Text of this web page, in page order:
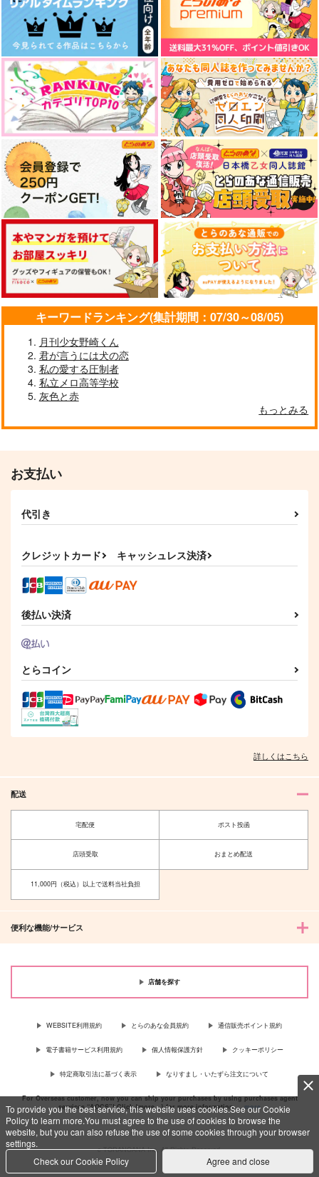
To provide you the best service, this website uses cookies.See our Cookie
Policy to learn more.You must agree to the use of cookies to browse the
website, but you can also refuse the use of some cookies through your browser
settings.
Check our Cookie Policy
Agree and close
サンプル
作品詳細
サンプル
作品詳細
サンプル
作品詳細
スコシフシギファミリ
ー
とろみタツタ
880円 （税込）
ダミアン×アーニャ
サンプル
作品詳細
RE-
MASTER “GRIFFIN”
とろみタツタ
1,155円（税込）
ダミアン×アーニャ
サンプル
うそつきPEANUTS
充電ねこアダプタ
1,572円（税込）
ダミアン×アーニャ
サンプル
とろみタツタ
990円（税込）
サンプル
作品詳細
充電ねこアダプタ
1,257
サンプル サンプル
FAKE FAMILY FAKE!
一日三錠
1,430 円
サンプル
パーフェクト・ファミ
あさぎ屋
787円
願いが多すぎて
未定
1,100円（税込）
SPY×FAMILY
ロイド×ヨル
サンプル
カート
Rewind to You.
未定
629円（税込）
SPY×FAMILY
ロイド×ヨル
サンプル
カート
ロイドとヨルの「悪い
こと」10
未定
1,100円（税込）
SPY×FAMILY
ロイド×ヨル
サンプル
カート
nicoco
専売 1,415円（税込）
SPY×FAMILY
ロイド×ヨル
夜まで昼寝
専売 572円（税込）
初恋を忘れる方法
R.M BOOKS
専売 1,257円（税込）
Day to Day 2
未定
SPY×FAMILY
ロイド×ヨル
こと」9
キーワードランキング(集計期間：07/30～08/05)
月刊少女野崎くん
君が言うには犬の恋
私の愛する圧制者
私立メロ高等学校
灰色と赤
もっとみる
お支払い
代引き
クレジットカード キャッシュレス決済
後払い決済
とらコイン
詳しくはこちら
配送
宅配便 ポスト投函
店頭受取 おまとめ配送
11,000円（税込）以上で送料当社負担
便利な機能/サービス
店舗を探す
WEBSITE利用規約 とらのあな会員規約 通信販売ポイント規約
電子書籍サービス利用規約 個人情報保護方針 クッキーポリシー
特定商取引法に基づく表示 なりすまし・いたずら注文について
For Overseas customer, now you can ship your purchases by using purchases agent
services “AOCS”! Click {more…} for more information …more
c TORANOANA Inc, All Rights Reserved.